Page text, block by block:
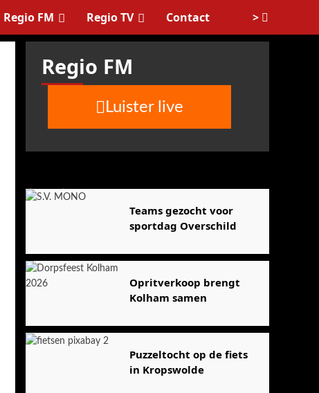
Regio FM Regio TV Contact >
Regio FM
Luister live
Agenda
Teams gezocht voor
sportdag Overschild
Opritverkoop brengt
Kolham samen
Puzzeltocht op de fiets
in Kropswolde